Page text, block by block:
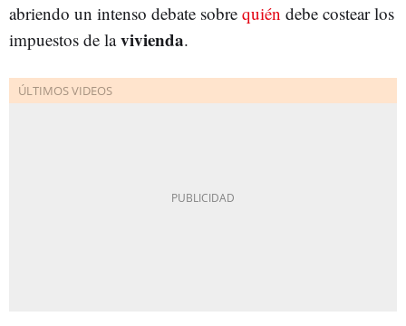
abriendo un intenso debate sobre quién debe costear los
impuestos de lavivienda.